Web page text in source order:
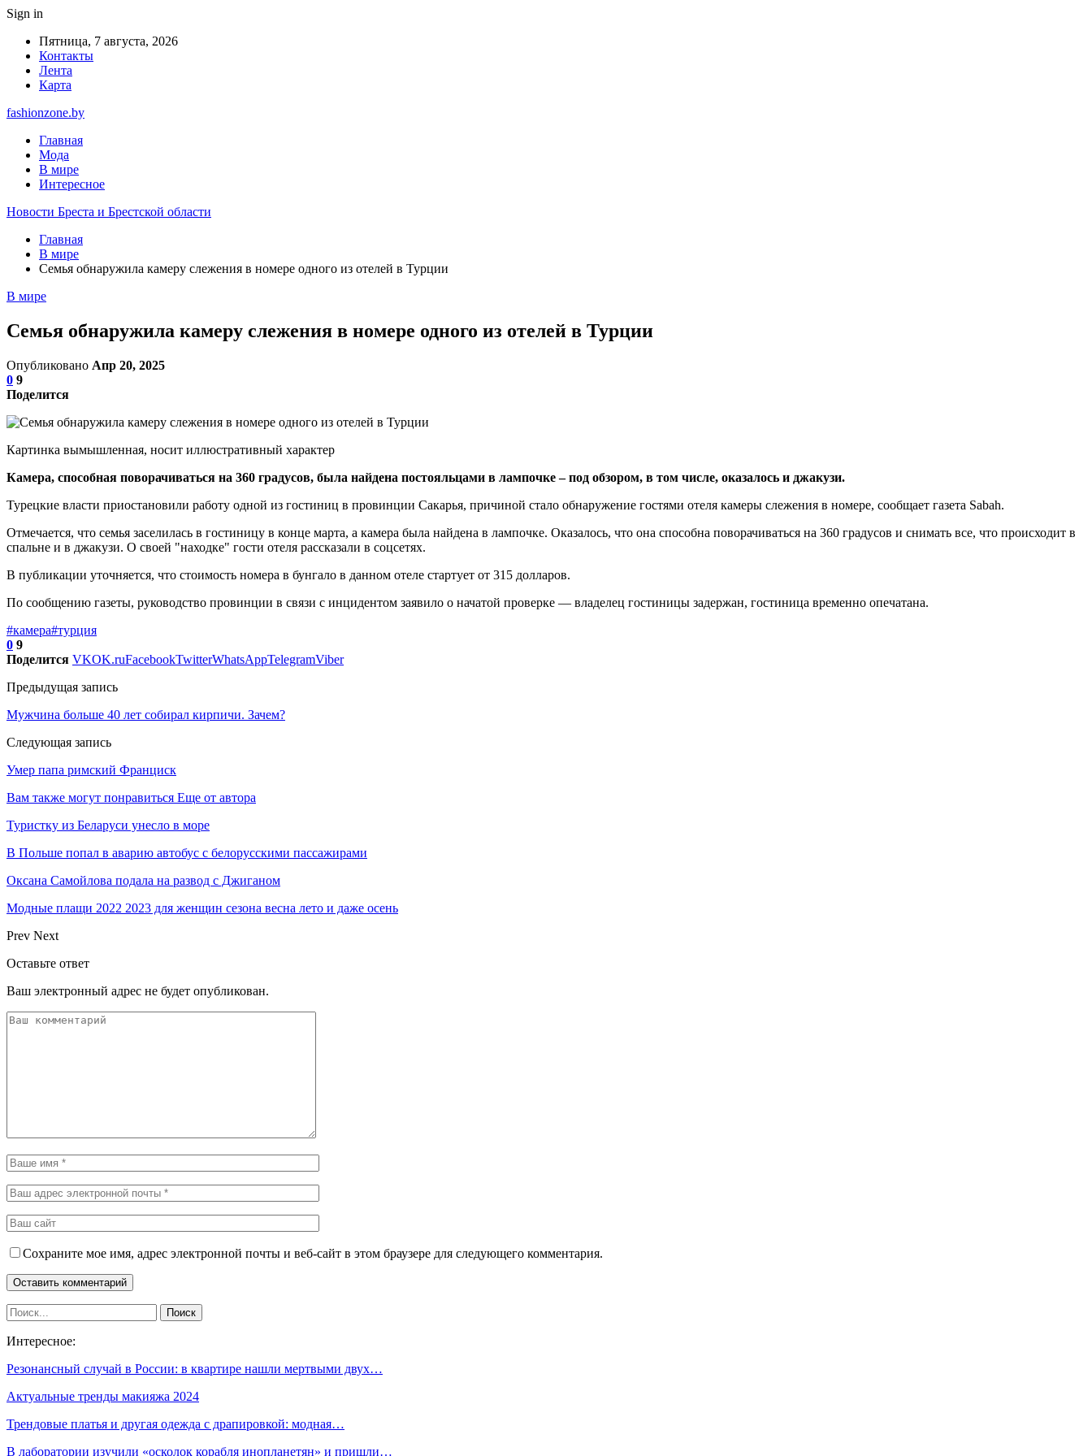
Sign in
Пятница, 7 августа, 2026
Контакты
Лента
Карта
fashionzone.by
Главная
Мода
В мире
Интересное
Новости Бреста и Брестской области
Главная
В мире
Семья обнаружила камеру слежения в номере одного из отелей в Турции
В мире
Семья обнаружила камеру слежения в номере одного из отелей в Турции
Опубликовано Апр 20, 2025
0 9
Поделится
Картинка вымышленная, носит иллюстративный характер
Камера, способная поворачиваться на 360 градусов, была найдена постояльцами в лампочке – под обзором, в том числе, оказалось и джакузи.
Турецкие власти приостановили работу одной из гостиниц в провинции Сакарья, причиной стало обнаружение гостями отеля камеры слежения в номере, сообщает газета Sabah.
Отмечается, что семья заселилась в гостиницу в конце марта, а камера была найдена в лампочке. Оказалось, что она способна поворачиваться на 360 градусов и снимать все, что происходит в
спальне и в джакузи. О своей "находке" гости отеля рассказали в соцсетях.
В публикации уточняется, что стоимость номера в бунгало в данном отеле стартует от 315 долларов.
По сообщению газеты, руководство провинции в связи с инцидентом заявило о начатой проверке — владелец гостиницы задержан, гостиница временно опечатана.
#камера#турция
0 9
Поделится VKOK.ruFacebookTwitterWhatsAppTelegramViber
Предыдущая запись
Мужчина больше 40 лет собирал кирпичи. Зачем?
Следующая запись
Умер папа римский Франциск
Вам также могут понравиться Еще от автора
Туристку из Беларуси унесло в море
В Польше попал в аварию автобус с белорусскими пассажирами
Оксана Самойлова подала на развод с Джиганом
Модные плащи 2022 2023 для женщин сезона весна лето и даже осень
Prev Next
Оставьте ответ
Ваш электронный адрес не будет опубликован.
Сохраните мое имя, адрес электронной почты и веб-сайт в этом браузере для следующего комментария.
Интересное:
Резонансный случай в России: в квартире нашли мертвыми двух…
Актуальные тренды макияжа 2024
Трендовые платья и другая одежда с драпировкой: модная…
В лаборатории изучили «осколок корабля инопланетян» и пришли…